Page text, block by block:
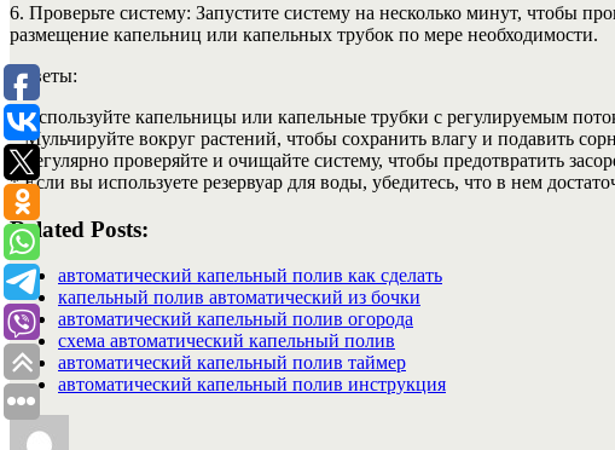
6. Проверьте систему: Запустите систему на несколько минут, чтобы
размещение капельниц или капельных трубок по мере необходимости.
Советы:
* Используйте капельницы или капельные трубки с регулируемым
* Мульчируйте вокруг растений, чтобы сохранить влагу и подавить
* Регулярно проверяйте и очищайте систему, чтобы предотвратить
* Если вы используете резервуар для воды, убедитесь, что в нем
Related Posts:
автоматический капельный полив как сделать
капельный полив автоматический из бочки
автоматический капельный полив огорода
схема автоматический капельный полив
автоматический капельный полив таймер
автоматический капельный полив инструкция